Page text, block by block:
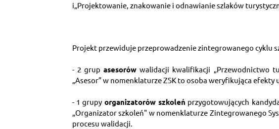
i„Projektowanie, znakowanie i odnawianie szlaków
Projekt przewiduje przeprowadzenie zintegrowanego cyklu
- 2 grup asesorów walidacji kwalifikacji „Przewodnictwo
„Asesor” w nomenklaturze ZSK to osoba weryfikująca
- 1 grupy organizatorów szkoleń przygotowujących
„Organizator szkoleń" w nomenklaturze Zintegrowanego
procesu walidacji.